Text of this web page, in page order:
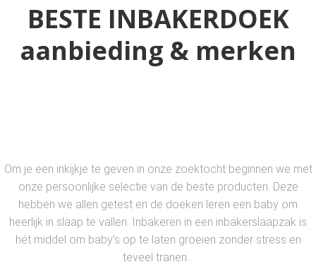
BESTE INBAKERDOEK
aanbieding & merken
Om je een inkijkje te geven in onze zoektocht beginnen we met
onze persoonlijke selectie van de beste producten. Deze
hebben we allen getest en de doeken leren een baby om
heerlijk in slaap te vallen. Inbakeren in een inbakerslaapzak is
hét middel om baby’s op te laten groeien zonder stress en
teveel tranen…